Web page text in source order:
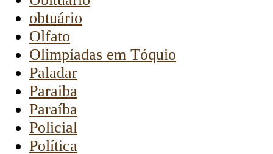
obtuário
Olfato
Olimpíadas em Tóquio
Paladar
Paraiba
Paraíba
Policial
Política